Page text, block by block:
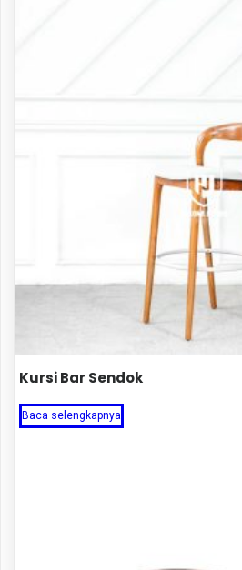
Kursi Bar Sendok
Baca selengkapnya